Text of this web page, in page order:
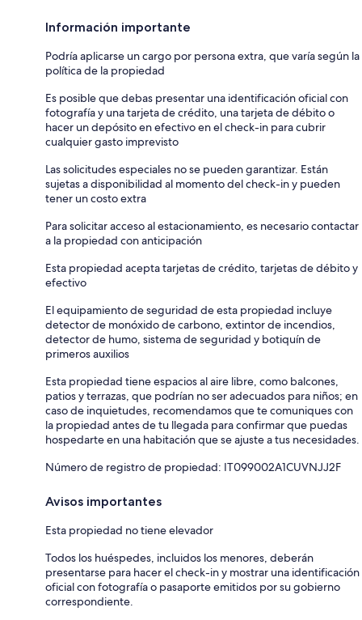
Información importante
Podría aplicarse un cargo por persona extra, que varía según la
política de la propiedad
Es posible que debas presentar una identificación oficial con
fotografía y una tarjeta de crédito, una tarjeta de débito o
hacer un depósito en efectivo en el check-in para cubrir
cualquier gasto imprevisto
Las solicitudes especiales no se pueden garantizar. Están
sujetas a disponibilidad al momento del check-in y pueden
tener un costo extra
Para solicitar acceso al estacionamiento, es necesario contactar
a la propiedad con anticipación
Esta propiedad acepta tarjetas de crédito, tarjetas de débito y
efectivo
El equipamiento de seguridad de esta propiedad incluye
detector de monóxido de carbono, extintor de incendios,
detector de humo, sistema de seguridad y botiquín de
primeros auxilios
Esta propiedad tiene espacios al aire libre, como balcones,
patios y terrazas, que podrían no ser adecuados para niños; en
caso de inquietudes, recomendamos que te comuniques con
la propiedad antes de tu llegada para confirmar que puedas
hospedarte en una habitación que se ajuste a tus necesidades.
Número de registro de propiedad: IT099002A1CUVNJJ2F
Avisos importantes
Esta propiedad no tiene elevador
Todos los huéspedes, incluidos los menores, deberán
presentarse para hacer el check-in y mostrar una identificación
oficial con fotografía o pasaporte emitidos por su gobierno
correspondiente.